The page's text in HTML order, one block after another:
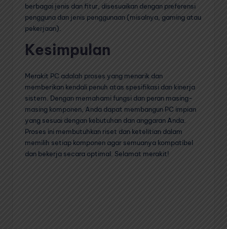
berbagai jenis dan fitur, disesuaikan dengan preferensi
pengguna dan jenis penggunaan (misalnya, gaming atau
pekerjaan).
Kesimpulan
Merakit PC adalah proses yang menarik dan
memberikan kendali penuh atas spesifikasi dan kinerja
sistem. Dengan memahami fungsi dan peran masing-
masing komponen, Anda dapat membangun PC impian
yang sesuai dengan kebutuhan dan anggaran Anda.
Proses ini membutuhkan riset dan ketelitian dalam
memilih setiap komponen agar semuanya kompatibel
dan bekerja secara optimal. Selamat merakit!